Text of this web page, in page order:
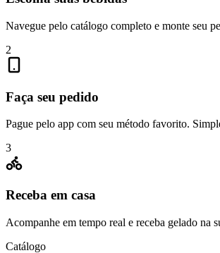
Navegue pelo catálogo completo e monte seu
2
Faça seu pedido
Pague pelo app com seu método favorito.
3
Receba em casa
Acompanhe em tempo real e receba gelado na
Catálogo